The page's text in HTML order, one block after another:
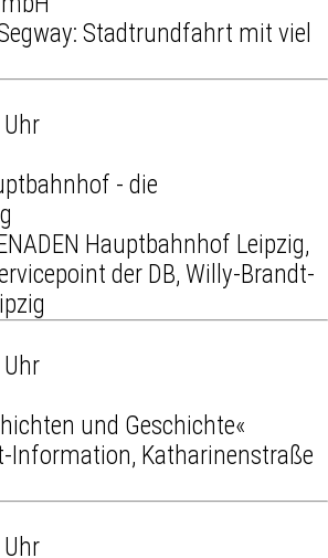
Stadtrundfahrt mit viel
Uhr
- die
Hauptbahnhof Leipzig,
der DB, Willy-Brandt-
Uhr
und Geschichte«
Information, Katharinenstraße
Uhr